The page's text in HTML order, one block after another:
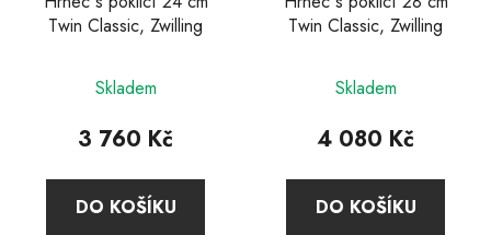
Twin Classic, Zwilling
hodnocení
produktu
4,9
z
Skladem
3 760 Kč
DO KOŠÍKU
Twin Classic, Zwilling
Skladem
4 080 Kč
DO KOŠÍKU